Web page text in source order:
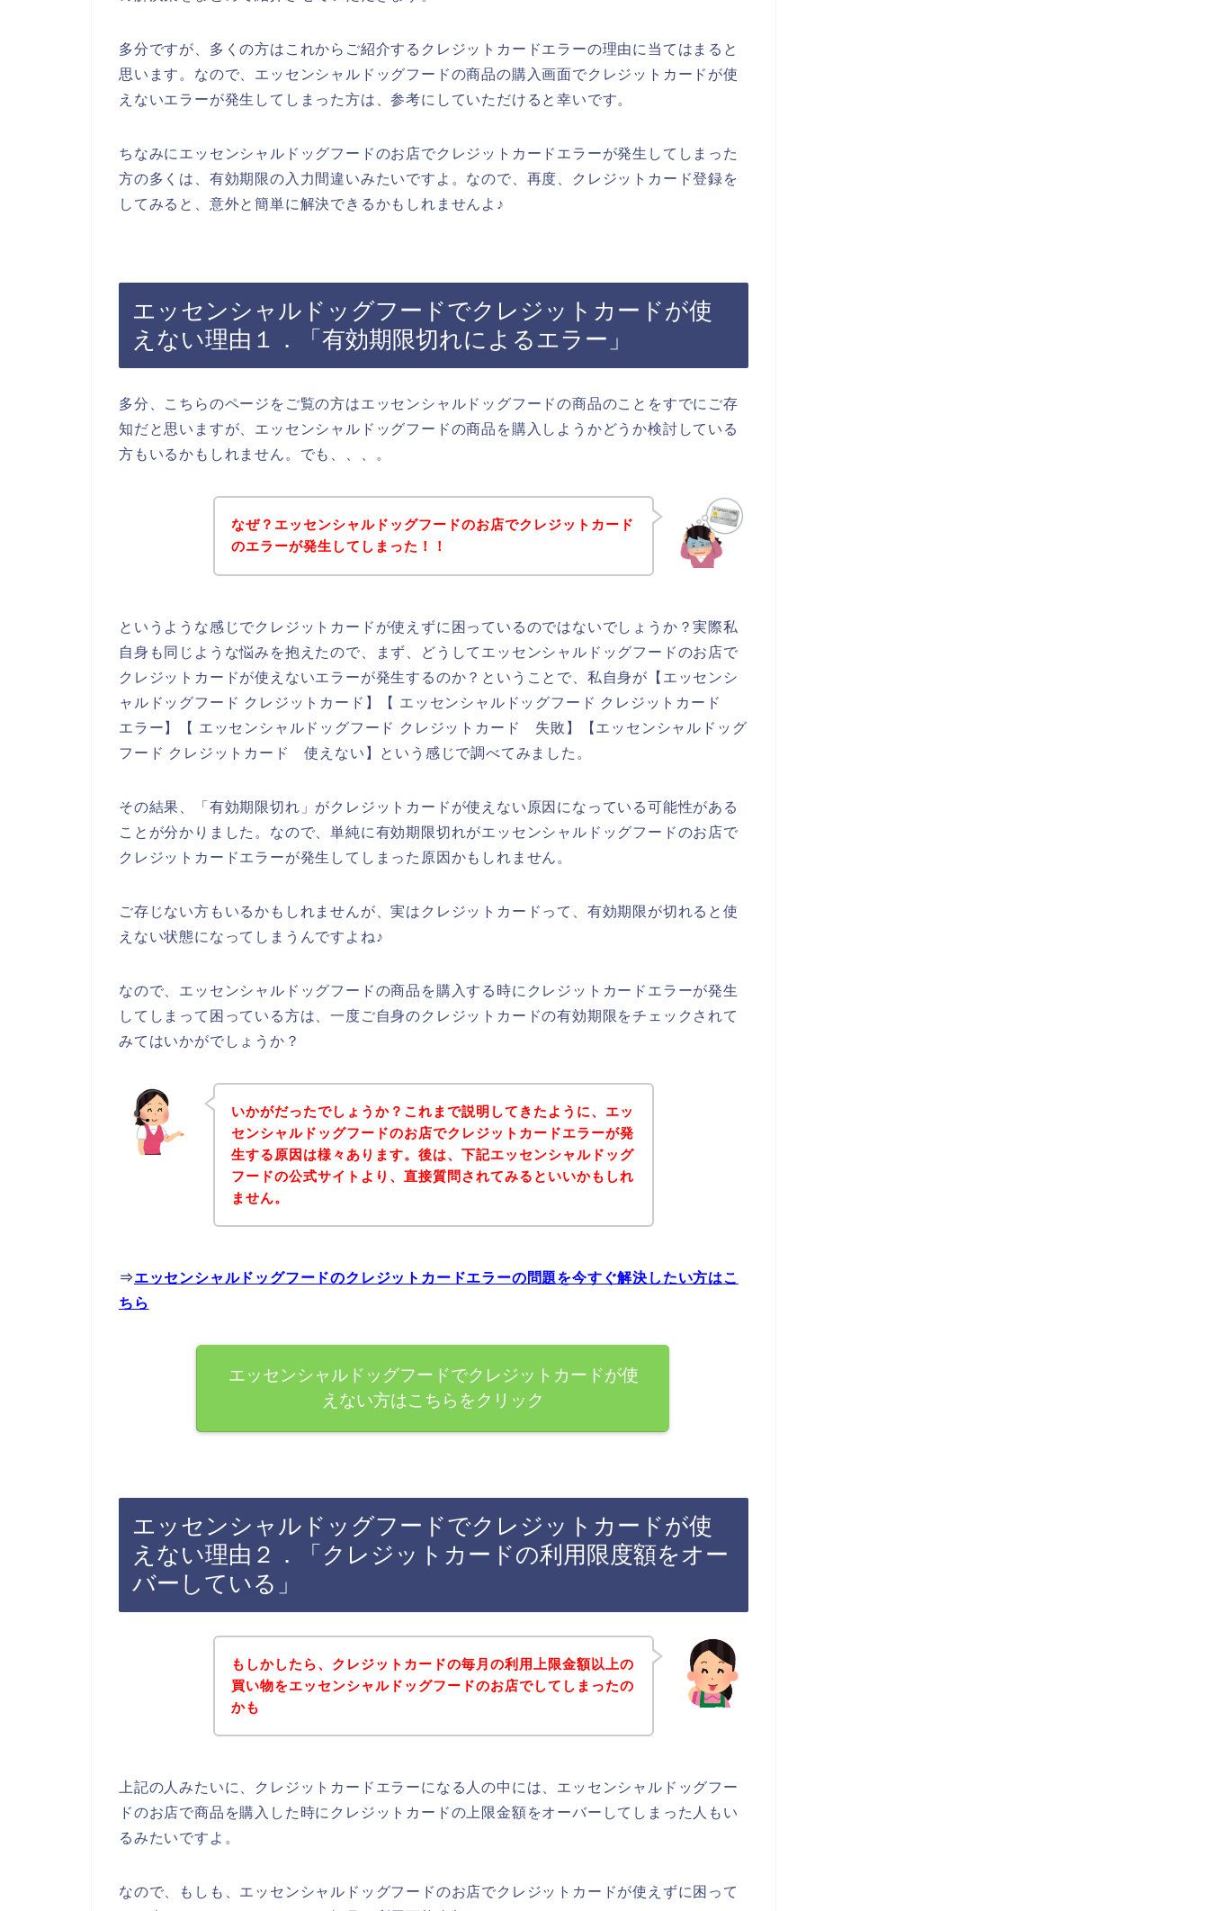
多分ですが、多くの方はこれからご紹介するクレジットカードエラーの理由に当てはまると
思います。なので、エッセンシャルドッグフードの商品の購入画面でクレジットカードが使
えないエラーが発生してしまった方は、参考にしていただけると幸いです。
ちなみにエッセンシャルドッグフードのお店でクレジットカードエラーが発生してしまった
方の多くは、有効期限の入力間違いみたいですよ。なので、再度、クレジットカード登録を
してみると、意外と簡単に解決できるかもしれませんよ♪
エッセンシャルドッグフードでクレジットカードが使
えない理由１．「有効期限切れによるエラー」
多分、こちらのページをご覧の方はエッセンシャルドッグフードの商品のことをすでにご存
知だと思いますが、エッセンシャルドッグフードの商品を購入しようかどうか検討している
方もいるかもしれません。でも、、、。
なぜ？エッセンシャルドッグフードのお店でクレジットカード
のエラーが発生してしまった！！
というような感じでクレジットカードが使えずに困っているのではないでしょうか？実際私
自身も同じような悩みを抱えたので、まず、どうしてエッセンシャルドッグフードのお店で
クレジットカードが使えないエラーが発生するのか？ということで、私自身が【エッセンシ
ャルドッグフード クレジットカード】【 エッセンシャルドッグフード クレジットカード
エラー】【 エッセンシャルドッグフード クレジットカード 失敗】【エッセンシャルドッグ
フード クレジットカード 使えない】という感じで調べてみました。
その結果、「有効期限切れ」がクレジットカードが使えない原因になっている可能性がある
ことが分かりました。なので、単純に有効期限切れがエッセンシャルドッグフードのお店で
クレジットカードエラーが発生してしまった原因かもしれません。
ご存じない方もいるかもしれませんが、実はクレジットカードって、有効期限が切れると使
えない状態になってしまうんですよね♪
なので、エッセンシャルドッグフードの商品を購入する時にクレジットカードエラーが発生
してしまって困っている方は、一度ご自身のクレジットカードの有効期限をチェックされて
みてはいかがでしょうか？
いかがだったでしょうか？これまで説明してきたように、エッ
センシャルドッグフードのお店でクレジットカードエラーが発
生する原因は様々あります。後は、下記エッセンシャルドッグ
フードの公式サイトより、直接質問されてみるといいかもしれ
ません。
⇒エッセンシャルドッグフードのクレジットカードエラーの問題を今すぐ解決したい方はこ
ちら
エッセンシャルドッグフードでクレジットカードが使
えない方はこちらをクリック
エッセンシャルドッグフードでクレジットカードが使
えない理由２．「クレジットカードの利用限度額をオー
バーしている」
もしかしたら、クレジットカードの毎月の利用上限金額以上の
買い物をエッセンシャルドッグフードのお店でしてしまったの
かも
上記の人みたいに、クレジットカードエラーになる人の中には、エッセンシャルドッグフー
ドのお店で商品を購入した時にクレジットカードの上限金額をオーバーしてしまった人もい
るみたいですよ。
なので、もしも、エッセンシャルドッグフードのお店でクレジットカードが使えずに困って